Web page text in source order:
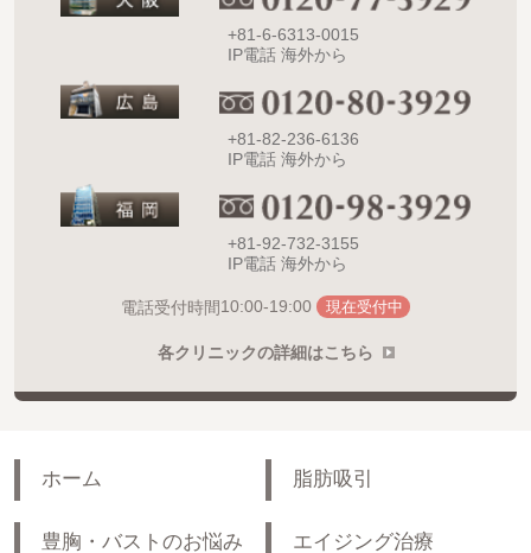
+81-6-6313-0015
IP電話 海外から
+81-82-236-6136
IP電話 海外から
+81-92-732-3155
IP電話 海外から
電話受付時間10:00-19:00 現在受付中
各クリニックの詳細はこちら
ホーム 脂肪吸引
豊胸・バストのお悩み エイジング治療